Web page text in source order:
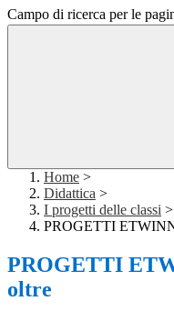
Campo di ricerca per le
Home >
Didattica >
I progetti delle classi >
PROGETTI
PROGETTI
oltre